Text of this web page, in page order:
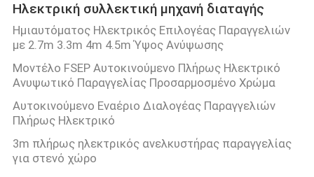
Ηλεκτρική συλλεκτική μηχανή διαταγής
Ημιαυτόματος Ηλεκτρικός Επιλογέας Παραγγελιών
με 2.7m 3.3m 4m 4.5m Ύψος Ανύψωσης
Μοντέλο FSEP Αυτοκινούμενο Πλήρως Ηλεκτρικό
Ανυψωτικό Παραγγελίας Προσαρμοσμένο Χρώμα
Αυτοκινούμενο Εναέριο Διαλογέας Παραγγελιών
Πλήρως Ηλεκτρικό
3m πλήρως ηλεκτρικός ανελκυστήρας παραγγελίας
για στενό χώρο